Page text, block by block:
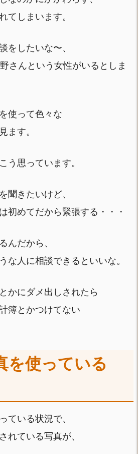
てしまいます。
をしたいな〜、
さんという女性がいるとしま
使って色々な
ます。
う思っています。
聞きたいけど、
初めてだから緊張する・・・
んだから、
な人に相談できるといいな。
かにダメ出しされたら
簿とかつけてない
を使っている
ている状況で、
れている写真が、